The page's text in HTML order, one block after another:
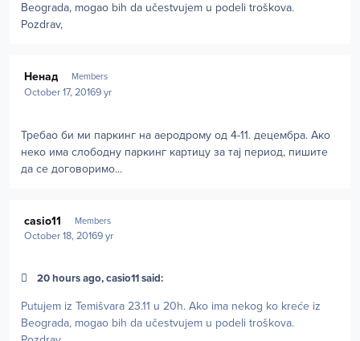
Beograda, mogao bih da učestvujem u podeli troškova.
Pozdrav,
Ненад Members
October 17, 20169 yr
Требао би ми паркинг на аеродрому од 4-11. децембра. Ако
неко има слободну паркинг картицу за тај период, пишите
да се договоримо...
casio11 Members
October 18, 20169 yr
20 hours ago, casio11 said:
Putujem iz Temišvara 23.11 u 20h. Ako ima nekog ko kreće iz
Beograda, mogao bih da učestvujem u podeli troškova.